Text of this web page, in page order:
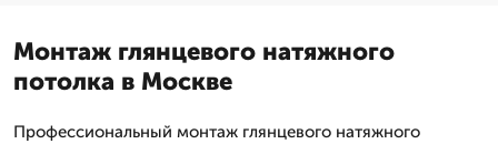
Монтаж глянцевого натяжного
потолка в Москве
Профессиональный монтаж глянцевого натяжного